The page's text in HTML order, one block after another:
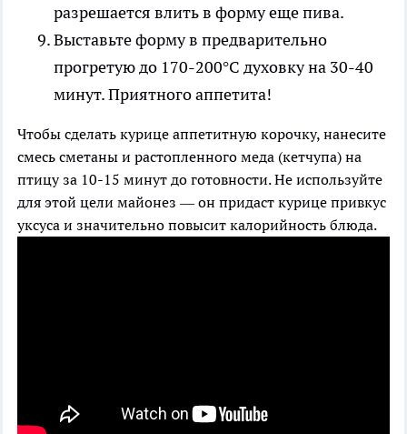
разрешается влить в форму еще пива.
Выставьте форму в предварительно
прогретую до 170-200°С духовку на 30-40
минут. Приятного аппетита!
Чтобы сделать курице аппетитную корочку, нанесите
смесь сметаны и растопленного меда (кетчупа) на
птицу за 10-15 минут до готовности. Не используйте
для этой цели майонез — он придаст курице привкус
уксуса и значительно повысит калорийность блюда.